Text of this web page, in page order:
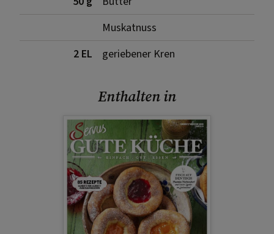
Muskatnuss
2 EL
geriebener Kren
Enthalten in